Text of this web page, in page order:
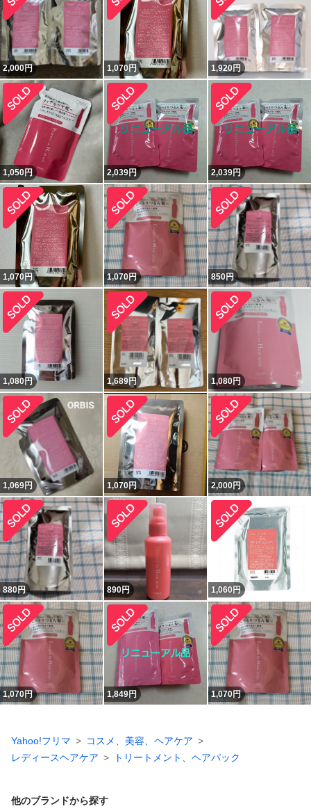
2,000円 1,070円 1,920円
1,050円 2,039円 2,039円
1,070円 1,070円 850円
1,080円 1,689円 1,080円
1,069円 1,070円 2,000円
880円 890円 1,060 円
1,070円 1,849円 1,070円
Yahoo!フリマ
コスメ、美容、ヘアケア
レディースヘアケア
トリートメント、ヘアパック
他のブランドから探す